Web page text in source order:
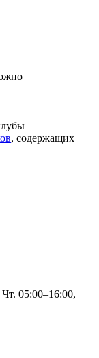
, содержащих
05:00–16:00,